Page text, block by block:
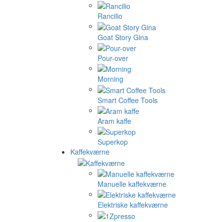
Rancilio
Goat Story Gina
Pour-over
Morning
Smart Coffee Tools
Aram kaffe
Superkop
Kaffekværne
Manuelle kaffekværne
Elektriske kaffekværne